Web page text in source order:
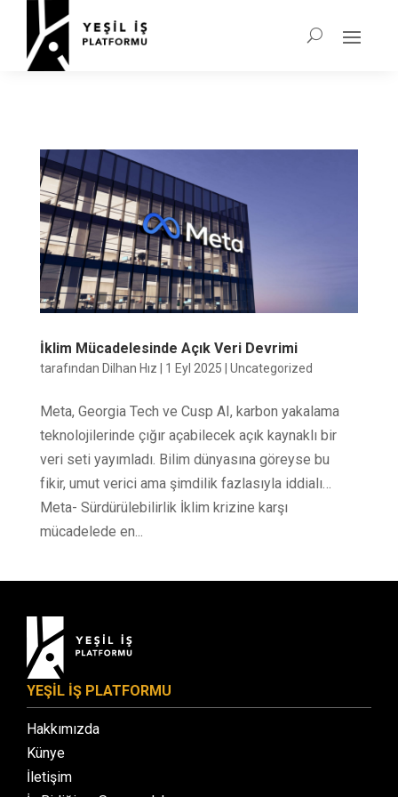
İklim Mücadelesinde Açık Veri Devrimi
tarafından Dilhan Hız | 1 Eyl 2025 | Uncategorized
Meta, Georgia Tech ve Cusp AI, karbon yakalama
teknolojilerinde çığır açabilecek açık kaynaklı bir
veri seti yayımladı. Bilim dünyasına göreyse bu
fikir, umut verici ama şimdilik fazlasıyla iddialı…
Meta- Sürdürülebilirlik İklim krizine karşı
mücadelede en...
YEŞİL İŞ PLATFORMU
Hakkımızda
Künye
İletişim